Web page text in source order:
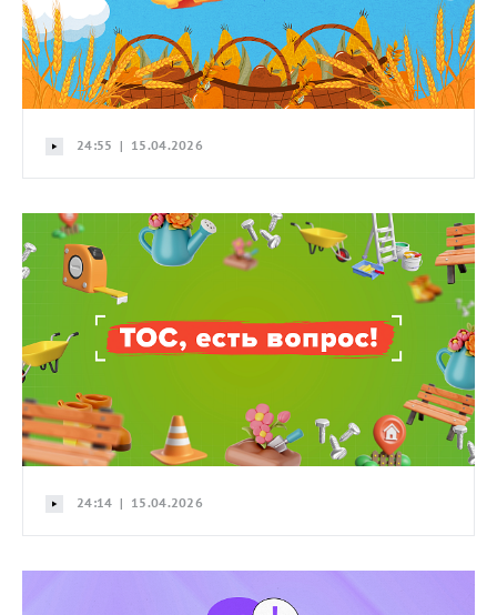
24:55 | 15.04.2026
24:14 | 15.04.2026